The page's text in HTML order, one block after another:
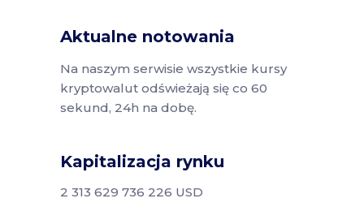
Aktualne notowania
Na naszym serwisie wszystkie kursy
kryptowalut odświeżają się co 60
sekund, 24h na dobę.
Kapitalizacja rynku
2 313 629 736 226 USD